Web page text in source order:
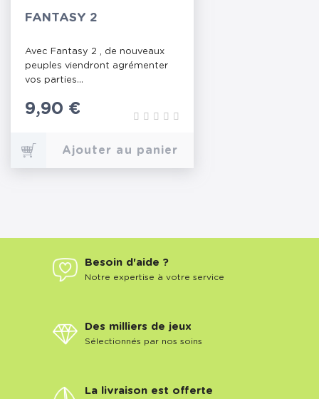
FANTASY 2
Avec Fantasy 2 , de nouveaux
peuples viendront agrémenter
vos parties...
Prix
9,90 €
Ajouter au panier
Besoin d'aide ?
Notre expertise à votre service
Des milliers de jeux
Sélectionnés par nos soins
La livraison est offerte